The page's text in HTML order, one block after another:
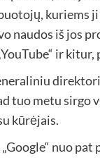
kuriems
naudos iš jos
ir kitur,
tuo metu sirgo
kūrėjais.
nuo